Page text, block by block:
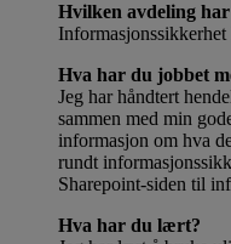
Hvilken avdeling
Hva har du jobbet
Jeg har håndtert
sammen med min
informasjon om hva
rundt
Sharepoint-siden til
Hva har du lært?